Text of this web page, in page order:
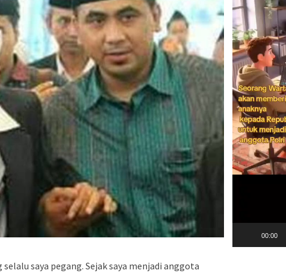
saya pegang. Sejak saya menjadi anggota
00:00